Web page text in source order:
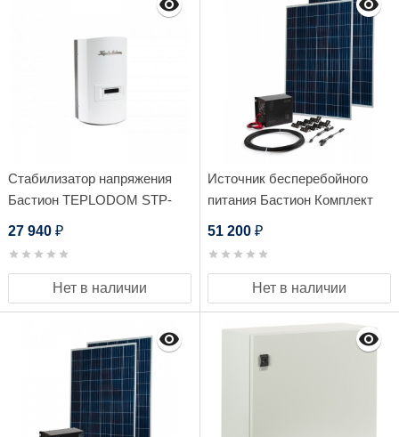
Стабилизатор напряжения
Бастион TEPLODOM STP-
27 940 ₽
Нет в наличии
Источник бесперебойного
питания Бастион Комплект
51 200 ₽
Нет в наличии